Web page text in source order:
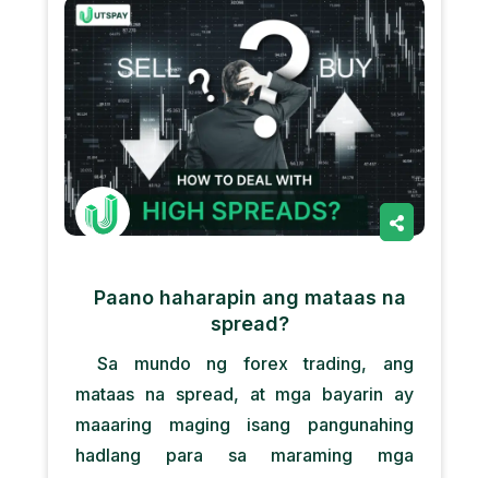
Paano haharapin ang mataas na
spread?
Sa mundo ng forex trading, ang
mataas na spread, at mga bayarin ay
maaaring maging isang pangunahing
hadlang para sa maraming mga